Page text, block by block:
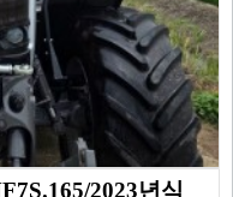
2023년식